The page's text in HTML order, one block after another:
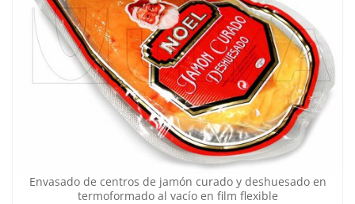
Envasado de centros de jamón curado y deshuesado en
termoformado al vacío en film flexible